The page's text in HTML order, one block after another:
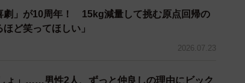
劇」が10周年！ 15kg減量して挑む原点回帰の
ど笑ってほしい」
2026.07.23
ょ」……男性2人、ずっと仲良しの理由にビック